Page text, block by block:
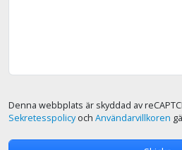
Denna webbplats är skyddad av
Sekretesspolicyoch Användarvillkoren